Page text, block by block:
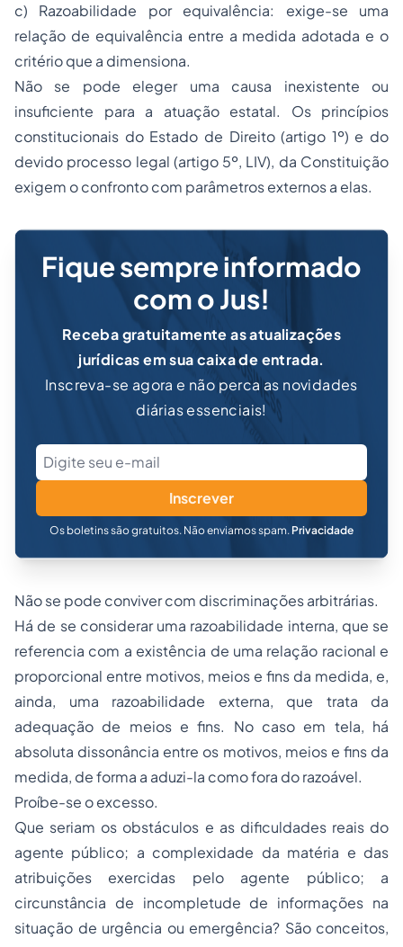
c) Razoabilidade por equivalência: exige-se uma
relação de equivalência entre a medida adotada e o
critério que a dimensiona.
Não se pode eleger uma causa inexistente ou
insuficiente para a atuação estatal. Os princípios
constitucionais do Estado de Direito (artigo 1º) e do
devido processo legal (artigo 5º, LIV), da Constituição
exigem o confronto com parâmetros externos a elas.
Fique sempre informado
com o Jus!
Receba gratuitamente as atualizações
jurídicas em sua caixa de entrada.
Inscreva-se agora e não perca as novidades
diárias essenciais!
Inscrever
Os boletins são gratuitos. Não enviamos spam. Privacidade
Não se pode conviver com discriminações arbitrárias.
Há de se considerar uma razoabilidade interna, que se
referencia com a existência de uma relação racional e
proporcional entre motivos, meios e fins da medida, e,
ainda, uma razoabilidade externa, que trata da
adequação de meios e fins. No caso em tela, há
absoluta dissonância entre os motivos, meios e fins da
medida, de forma a aduzi-la como fora do razoável.
Proíbe-se o excesso.
Que seriam os obstáculos e as dificuldades reais do
agente público; a complexidade da matéria e das
atribuições exercidas pelo agente público; a
circunstância de incompletude de informações na
situação de urgência ou emergência? São conceitos,